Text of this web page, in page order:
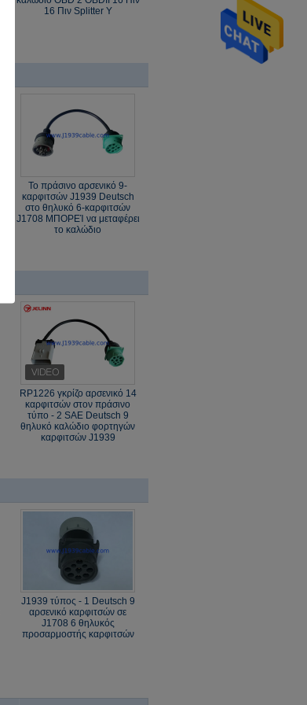
16 Πιν Splitter Y
Το πράσινο αρσενικό 9-
καρφιτσών J1939 Deutsch
στο θηλυκό 6-καρφιτσών
J1708 ΜΠΟΡΕΊ να μεταφέρει
το καλώδιο
RP1226 γκρίζο αρσενικό 14
καρφιτσών στον πράσινο
τύπο - 2 SAE Deutsch 9
θηλυκό καλώδιο φορτηγών
καρφιτσών J1939
J1939 τύπος - 1 Deutsch 9
αρσενικό καρφιτσών σε
J1708 6 θηλυκός
προσαρμοστής καρφιτσών